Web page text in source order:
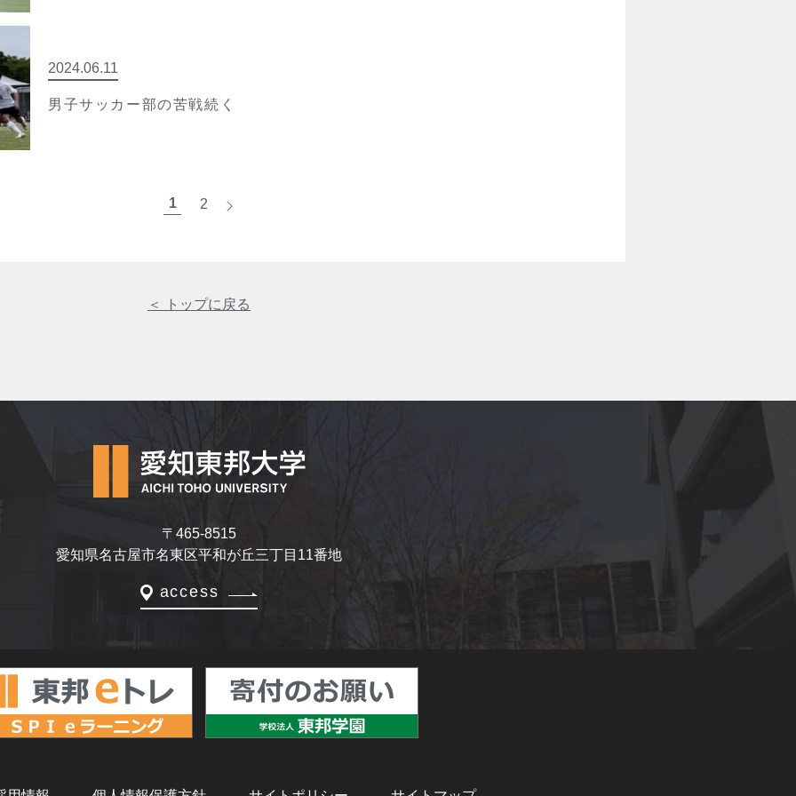
2024.06.11
男子サッカー部の苦戦続く
1 2
＜ トップに戻る
〒465-8515
愛知県名古屋市名東区平和が丘三丁目11番地
access